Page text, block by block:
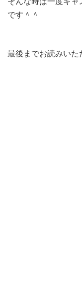
です＾＾
最後までお読みいた